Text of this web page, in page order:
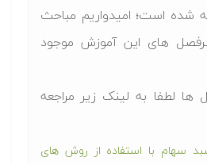
شده است؛ امیدواریم مباحث
های این آموزش موجود
لطفا به لینک زیر مراجعه
سهام با استفاده از روش های